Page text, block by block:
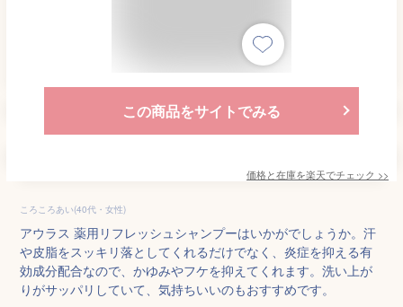
この商品をサイトでみる
価格と在庫を楽天でチェック >>
ころころあい(40代・女性)
アウラス 薬用リフレッシュシャンプーはいかがでしょうか。汗
や皮脂をスッキリ落としてくれるだけでなく、炎症を抑える有
効成分配合なので、かゆみやフケを抑えてくれます。洗い上が
りがサッパリしていて、気持ちいいのもおすすめです。